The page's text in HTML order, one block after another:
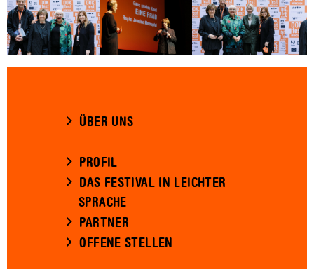
ÜBER UNS
PROFIL
DAS FESTIVAL IN LEICHTER
SPRACHE
PARTNER
OFFENE STELLEN